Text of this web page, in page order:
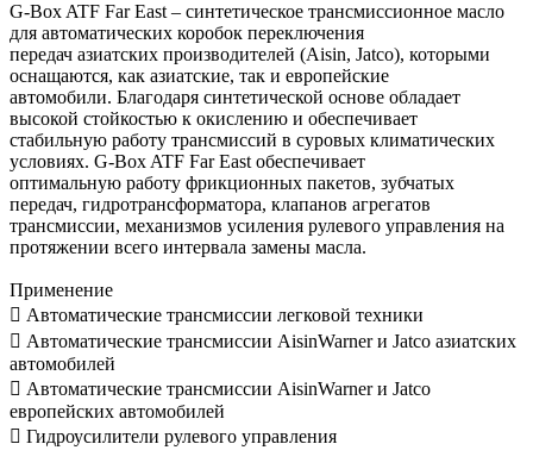
G-Box ATF Far East – синтетическое трансмиссионное масло
для автоматических коробок переключения
передач азиатских производителей (Aisin, Jatco), которыми
оснащаются, как азиатские, так и европейские
автомобили. Благодаря синтетической основе обладает
высокой стойкостью к окислению и обеспечивает
стабильную работу трансмиссий в суровых климатических
условиях. G-Box ATF Far East обеспечивает
оптимальную работу фрикционных пакетов, зубчатых
передач, гидротрансформатора, клапанов агрегатов
трансмиссии, механизмов усиления рулевого управления на
протяжении всего интервала замены масла.
Применение
 Автоматические трансмиссии легковой техники
 Автоматические трансмиссии AisinWarner и Jatco азиатских
автомобилей
 Автоматические трансмиссии AisinWarner и Jatco
европейских автомобилей
 Гидроусилители рулевого управления